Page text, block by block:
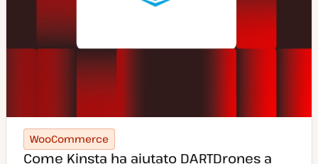
WooCommerce
Come Kinsta ha aiutato DARTDrones a